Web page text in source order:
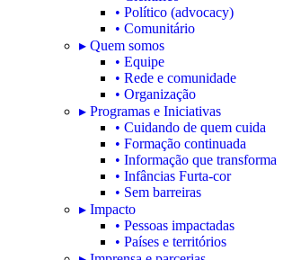
• Político (advocacy)
• Comunitário
▸ Quem somos
• Equipe
• Rede e comunidade
• Organização
▸ Programas e Iniciativas
• Cuidando de quem cuida
• Formação continuada
• Informação que transforma
• Infâncias Furta-cor
• Sem barreiras
▸ Impacto
• Pessoas impactadas
• Países e territórios